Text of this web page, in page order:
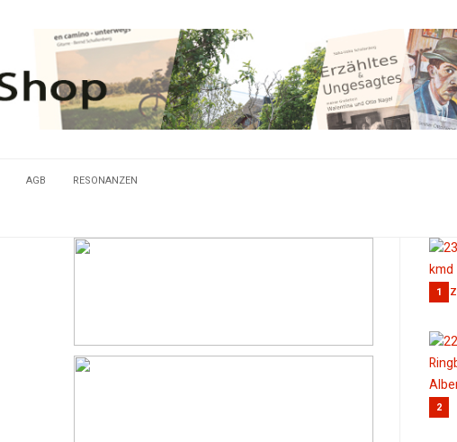
AGB RESONANZEN
1
2